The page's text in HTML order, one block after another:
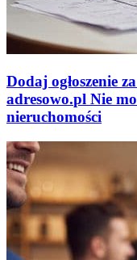
Dodaj ogłoszenie
adresowo.pl Nie
nieruchomości